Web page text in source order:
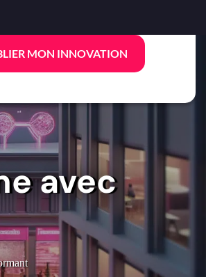
MON INNOVATION
avec